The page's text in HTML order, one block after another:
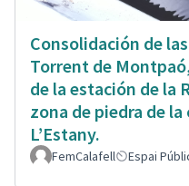
Consolidación de
Torrent de
de la estación de la
zona de piedra de la
L’Estany.
FemCalafell Espai